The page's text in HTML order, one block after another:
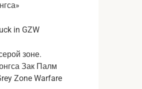
зоне.
Зак Палм
Zone Warfare